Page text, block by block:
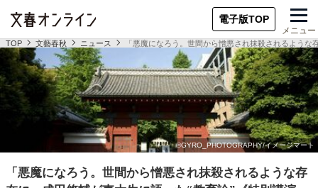
電子版TOP
メニュー
TOP 文藝春秋 ニュース 「悪魔になろう。世間から憎悪され抹殺されるよう
「悪魔になろう。世間から憎悪され抹殺されるような存